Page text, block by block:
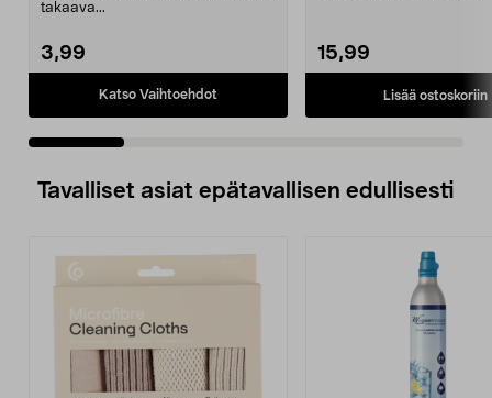
takaava...
3,99
Katso Vaihtoehdot
15,99
Lisää ostoskoriin
Tavalliset asiat epätavallisen edullisesti